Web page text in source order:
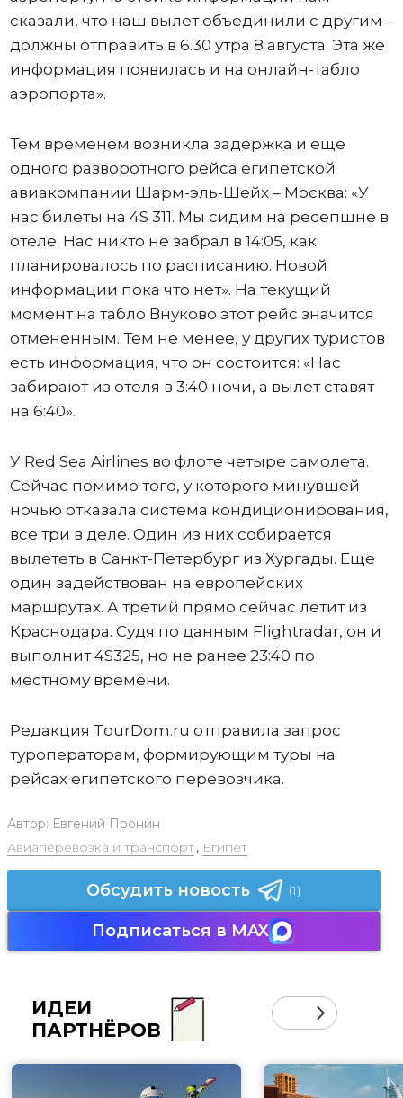
сказали, что наш вылет объединили с другим –
должны отправить в 6.30 утра 8 августа. Эта же
информация появилась и на онлайн-табло
аэропорта».
Тем временем возникла задержка и еще
одного разворотного рейса египетской
авиакомпании Шарм-эль-Шейх – Москва: «У
нас билеты на 4S 311. Мы сидим на ресепшне в
отеле. Нас никто не забрал в 14:05, как
планировалось по расписанию. Новой
информации пока что нет». На текущий
момент на табло Внуково этот рейс значится
отмененным. Тем не менее, у других туристов
есть информация, что он состоится: «Нас
забирают из отеля в 3:40 ночи, а вылет ставят
на 6:40».
У Red Sea Airlines во флоте четыре самолета.
Сейчас помимо того, у которого минувшей
ночью отказала система кондиционирования,
все три в деле. Один из них собирается
вылететь в Санкт-Петербург из Хургады. Еще
один задействован на европейских
маршрутах. А третий прямо сейчас летит из
Краснодара. Судя по данным Flightradar, он и
выполнит 4S325, но не ранее 23:40 по
местному времени.
Редакция TourDom.ru отправила запрос
туроператорам, формирующим туры на
рейсах египетского перевозчика.
Автор: Евгений Пронин
Авиаперевозка и транспорт, Египет
Обсудить новость (1)
Подписаться в MAX
ИДЕИ
ПАРТНЁРОВ